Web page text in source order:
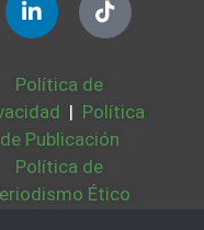
Política de
| Política
de Publicación
Política de
Ético